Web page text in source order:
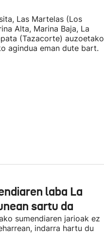
Las Martelas (Los
Alta, Marina Baja, La
(Tazacorte) auzoetako
agindua eman dute bart.
laba La
sartu da
sumendiaren jarioak ez
indarra hartu du